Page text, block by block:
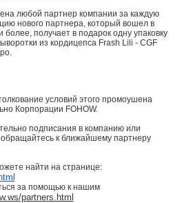
любой партнер компании за каждую
нового партнера, который вошел в
получает в подарок одну упаковку
из кордицепса Frash Lili - CGF
условий этого промоушена
Корпорации FOHOW.
подписания в компанию или
к ближайшему партнеру
найти на странице:
за помощью к нашим
partners.html